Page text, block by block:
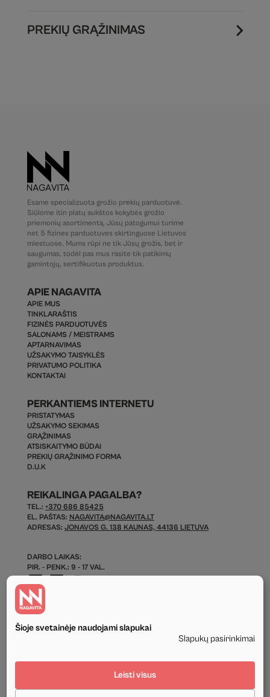
PREKIŲ GRĄŽINIMAS
Esame specializuota grožio prekių parduotuvė.
Siūlome itin platų aukštos kokybės grožio
priemonių asortimentą. Jūsų patogumui turime
net 5 fizines parduotuves skirtinguose Lietuvos
miestuose. Mums rūpi ne tik Jūsų grožis, bet ir
saugumas, todėl pas mus rasite tik patikimų
gamintojų, sertifikuotus produktus.
APIE NAGAVITA
APIE MUS
TINKLARAŠTIS
FIZINĖS PARDUOTUVĖS
SALONAMS / MEISTRAMS
APTARNAVIMAS
UŽSAKYMO TAISYKLĖS
PRIVATUMO POLITIKA
KONTAKTAI
PERKANTIEMS INTERNETU
PRISTATYMAS
UŽSAKYMO SEKIMAS
GRĄŽINIMAS
ATSISKAITYMO BŪDAI
PREKIŲ GRĄŽINIMO FORMA
D.U.K
REIKALINGA PAGALBA?
TEL.: +370 686 85425
EL. PAŠTAS: NAGAVITA@NAGAVITA.LT
ADRESAS: JONAVOS G. 138 KAUNAS, 44136 LIETUVA
DARBO LAIKAS:
PIR. - PENK.: 9 - 17 VAL.
© 2026 Visos Teisės Saugomos.
Šioje svetainėje naudojami slapukai
Slapukų pasirinkimai
Leisti visus